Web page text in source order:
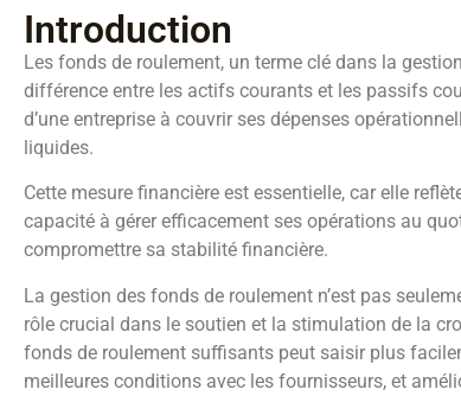
Introduction
Les fonds de roulement, un terme clé dans la
différence entre les actifs courants et les passifs
d’une entreprise à couvrir ses dépenses
liquides.
Cette mesure financière est essentielle, car elle
capacité à gérer efficacement ses opérations au
compromettre sa stabilité financière.
La gestion des fonds de roulement n’est pas
rôle crucial dans le soutien et la stimulation de la
fonds de roulement suffisants peut saisir plus
meilleures conditions avec les fournisseurs, et